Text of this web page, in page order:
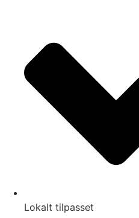
Lokalt tilpasset